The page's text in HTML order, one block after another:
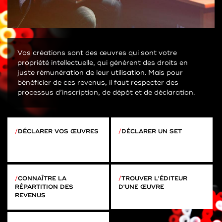
Vos créations sont des œuvres qui sont votre
propriété intellectuelle, qui génèrent des droits en
juste rémunération de leur utilisation. Mais pour
bénéficier de ces revenus, il faut respecter des
processus d’inscription, de dépôt et de déclaration.
DÉCLARER VOS ŒUVRES DÉCLARER UN SET
CONNAÎTRE LA
RÉPARTITION DES
REVENUS
TROUVER L'ÉDITEUR
D'UNE ŒUVRE